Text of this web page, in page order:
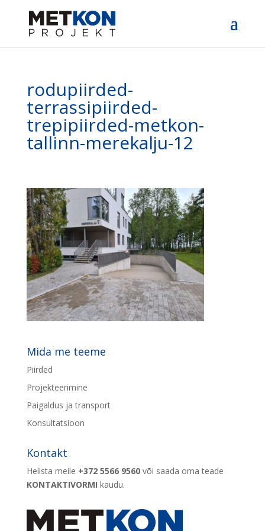
rodupiirded-
terrassipiirded-
trepipiirded-metkon-
tallinn-merekalju-12
Mida me teeme
Piirded
Projekteerimine
Paigaldus ja transport
Konsultatsioon
Kontakt
Helista meile +372 5566 9560või saada oma teade
KONTAKTIVORMI kaudu.